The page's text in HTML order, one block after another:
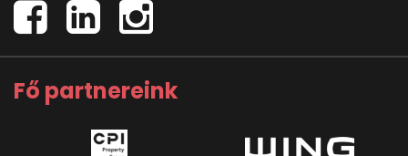
Fő partnereink